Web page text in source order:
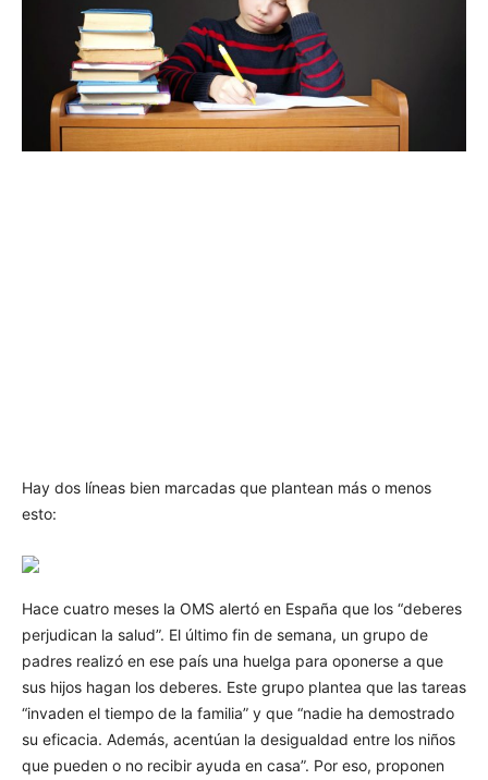
Hay dos líneas bien marcadas que plantean más o menos
esto:
Hace cuatro meses la OMS alertó en España que los “deberes
perjudican la salud”. El último fin de semana, un grupo de
padres realizó en ese país una huelga para oponerse a que
sus hijos hagan los deberes. Este grupo plantea que las tareas
“invaden el tiempo de la familia” y que “nadie ha demostrado
su eficacia. Además, acentúan la desigualdad entre los niños
que pueden o no recibir ayuda en casa”. Por eso, proponen